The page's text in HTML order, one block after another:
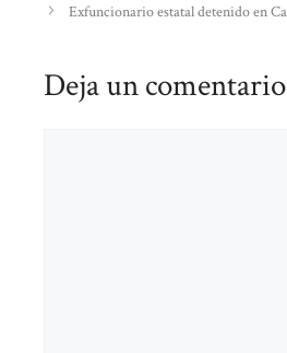
Exfuncionario estatal detenido en
Deja un comentario